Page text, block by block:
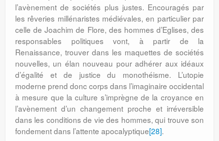
l’avènement de sociétés plus justes. Encouragés par
les rêveries millénaristes médiévales, en particulier par
celle de Joachim de Flore, des hommes d’Eglises, des
responsables politiques vont, à partir de la
Renaissance, trouver dans les maquettes de sociétés
nouvelles, un élan nouveau pour adhérer aux idéaux
d’égalité et de justice du monothéisme. L’utopie
moderne prend donc corps dans l’imaginaire occidental
à mesure que la culture s’imprègne de la croyance en
l’avènement d’un changement proche et irréversible
dans les conditions de vie des hommes, qui trouve son
fondement dans l’attente apocalyptique[28].